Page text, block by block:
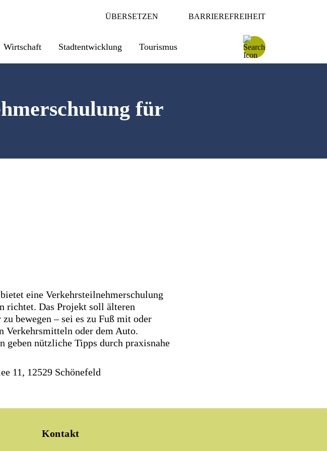
ÜBERSETZEN BARRIEREFREIHEIT
Wirtschaft Stadtentwicklung Tourismus
für
eine Verkehrsteilnehmerschulung
richtet. Das Projekt soll älteren
bewegen – sei es zu Fuß mit oder
Verkehrsmitteln oder dem Auto.
geben nützliche Tipps durch praxisnahe
11, 12529 Schönefeld
Kontakt